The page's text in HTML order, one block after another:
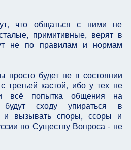
что общаться с ними не
примитивные, верят в
не по правилам и нормам
просто будет не в состоянии
третьей кастой, ибо у тех не
всё попытка общения на
сходу упираться в
и вызывать споры, ссоры и
по Существу Вопроса - не